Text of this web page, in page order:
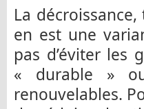
La
en est une
pas d’éviter les
« durable »
renouvelables.